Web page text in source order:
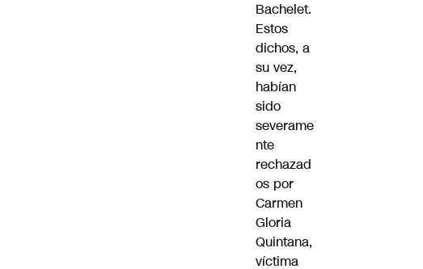
Bachelet.
Estos
dichos, a
su vez,
habían
sido
severame
nte
rechazad
os por
Carmen
Gloria
Quintana,
víctima